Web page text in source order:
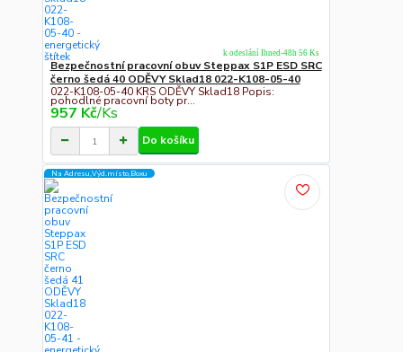
Bezpečnostní pracovní obuv Steppax S1P ESD SRC
černo šedá 40 ODĚVY Sklad18 022-K108-05-40
022-K108-05-40 KRS ODĚVY Sklad18 Popis:
pohodlné pracovní boty pr...
957 Kč/Ks
k odeslání Ihned-48h 56 Ks
Do košíku
Na Adresu,Výd.místo,Boxu